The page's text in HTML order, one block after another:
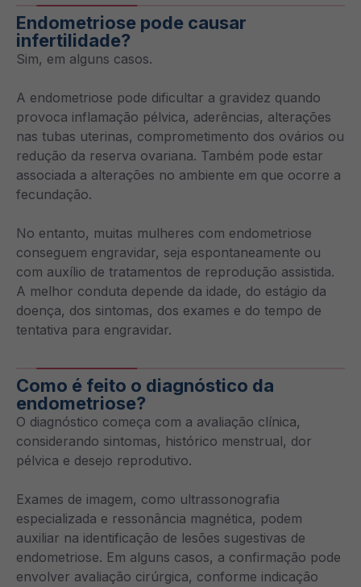
Endometriose pode causar
infertilidade?
Sim, em alguns casos.
A endometriose pode dificultar a gravidez quando
provoca inflamação pélvica, aderências, alterações
nas tubas uterinas, comprometimento dos ovários ou
redução da reserva ovariana. Também pode estar
associada a alterações no ambiente em que ocorre a
fecundação.
No entanto, muitas mulheres com endometriose
conseguem engravidar, seja espontaneamente ou
com auxílio de tratamentos de reprodução assistida.
A melhor conduta depende da idade, do estágio da
doença, dos sintomas, dos exames e do tempo de
tentativa para engravidar.
Como é feito o diagnóstico da
endometriose?
O diagnóstico começa com a avaliação clínica,
considerando sintomas, histórico menstrual, dor
pélvica e desejo reprodutivo.
Exames de imagem, como ultrassonografia
especializada e ressonância magnética, podem
auxiliar na identificação de lesões sugestivas de
endometriose. Em alguns casos, a confirmação pode
envolver avaliação cirúrgica, conforme indicação